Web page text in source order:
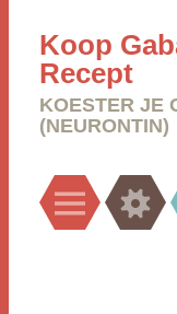
Koop
Recept
KOESTER JE
(NEURONTIN)
Menu